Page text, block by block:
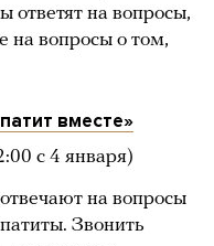
ответят на вопросы,
на вопросы о том,
вместе»
с 4 января)
на вопросы
Звонить